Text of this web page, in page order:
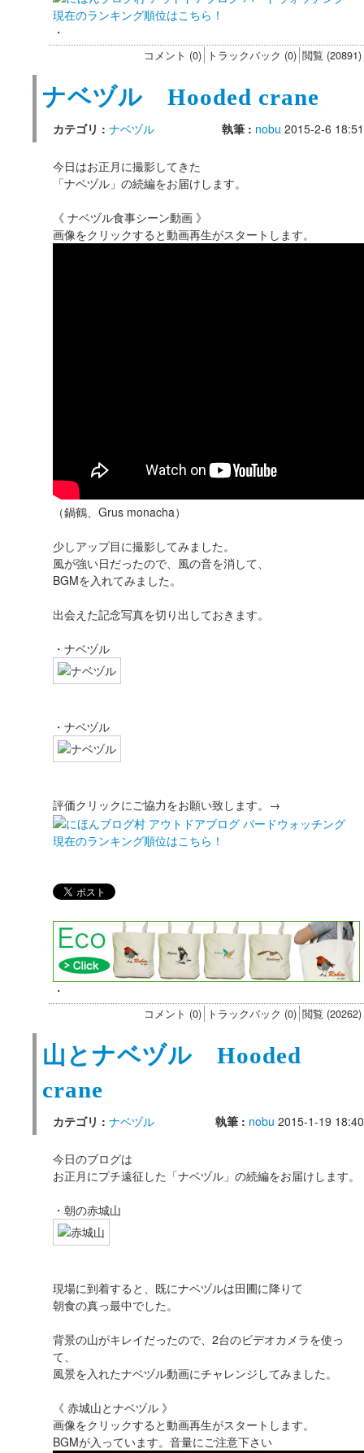
現在のランキング順位はこちら！
・
コメント (0) トラックバック (0) 閲覧 (20891)
ナベヅル Hooded crane
カテゴリ : ナベヅル 執筆 : nobu 2015-2-6 18:51
今日はお正月に撮影してきた
「ナベヅル」の続編をお届けします。
《 ナベヅル食事シーン動画 》
画像をクリックすると動画再生がスタートします。
（鍋鶴、Grus monacha）
少しアップ目に撮影してみました。
風が強い日だったので、風の音を消して、
BGMを入れてみました。
出会えた記念写真を切り出しておきます。
・ナベヅル
・ナベヅル
評価クリックにご協力をお願い致します。→
現在のランキング順位はこちら！
・
コメント (0) トラックバック (0) 閲覧 (20262)
山とナベヅル Hooded
crane
カテゴリ : ナベヅル 執筆 : nobu 2015-1-19 18:40
今日のブログは
お正月にプチ遠征した「ナベヅル」の続編をお届けします。
・朝の赤城山
現場に到着すると、既にナベヅルは田圃に降りて
朝食の真っ最中でした。
背景の山がキレイだったので、2台のビデオカメラを使っ
て、
風景を入れたナベヅル動画にチャレンジしてみました。
《 赤城山とナベヅル 》
画像をクリックすると動画再生がスタートします。
BGMが入っています。音量にご注意下さい